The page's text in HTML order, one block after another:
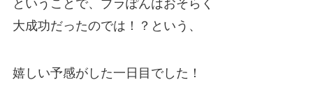
ということで、ブラぽんはおそらく
大成功だったのでは！？という、
嬉しい予感がした一日目でした！